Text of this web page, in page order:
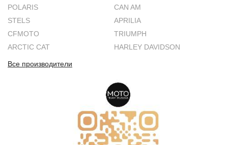
POLARIS
CAN AM
STELS
APRILIA
CFMOTO
TRIUMPH
ARCTIC CAT
HARLEY DAVIDSON
Все производители